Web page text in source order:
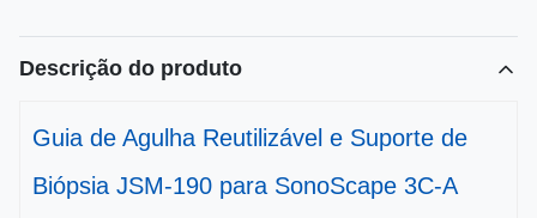
Descrição do produto
Guia de Agulha Reutilizável e Suporte de
Biópsia JSM-190 para SonoScape 3C-A